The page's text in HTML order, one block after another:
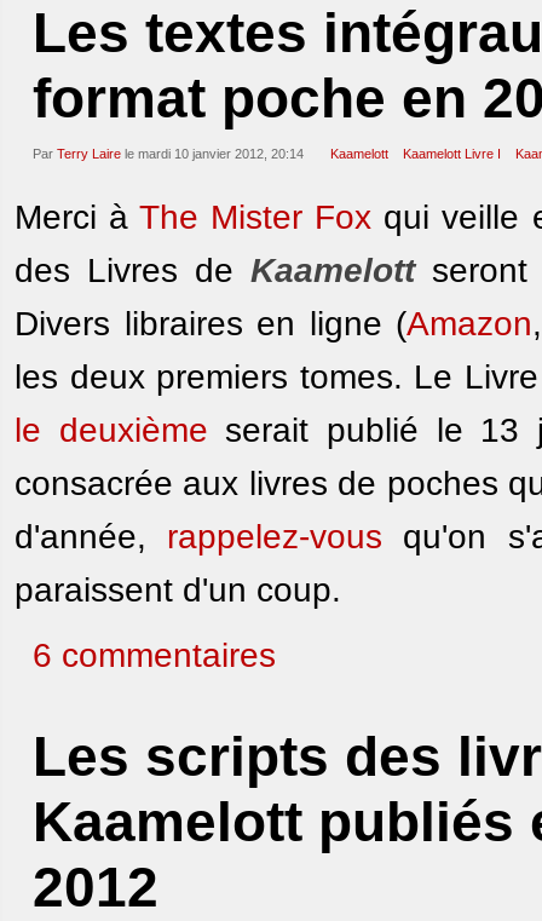
Les textes
format poche en
Par Terry Laire le mardi 10 janvier 2012, 20:14 Kaamelott Kaamelott Livre I
Merci àThe Mister Fox qui veille
des Livres deKaamelottseront
Divers libraires en ligne (Amazon
les deux premiers tomes. Le
le deuxième serait publié le 13
consacrée aux livres de poches
d'année, rappelez-vous qu'on
paraissent d'un coup.
6 commentaires
Les scripts des
Kaamelott publiés
2012